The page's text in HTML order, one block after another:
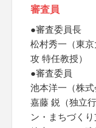
審査員
●審査委員長
松村秀一（東
攻 特任教授）
●審査委員
池本洋一（株式
嘉藤 鋭（独立
ン・まちづくり